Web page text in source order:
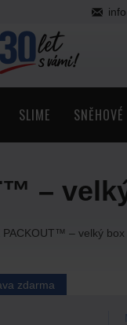
SLIME
PACKOUT™ – velký box
–
zdarma